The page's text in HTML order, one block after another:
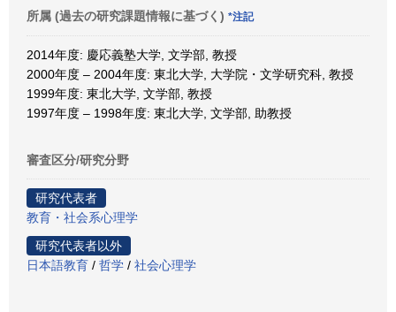
所属 (過去の研究課題情報に基づく) *注記
2014年度: 慶応義塾大学, 文学部, 教授
2000年度 – 2004年度: 東北大学, 大学院・文学研究科, 教授
1999年度: 東北大学, 文学部, 教授
1997年度 – 1998年度: 東北大学, 文学部, 助教授
審査区分/研究分野
研究代表者
教育・社会系心理学
研究代表者以外
日本語教育 / 哲学 / 社会心理学